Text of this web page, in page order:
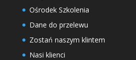
Ośrodek Szkolenia
Dane do przelewu
Zostań naszym klintem
Nasi klienci